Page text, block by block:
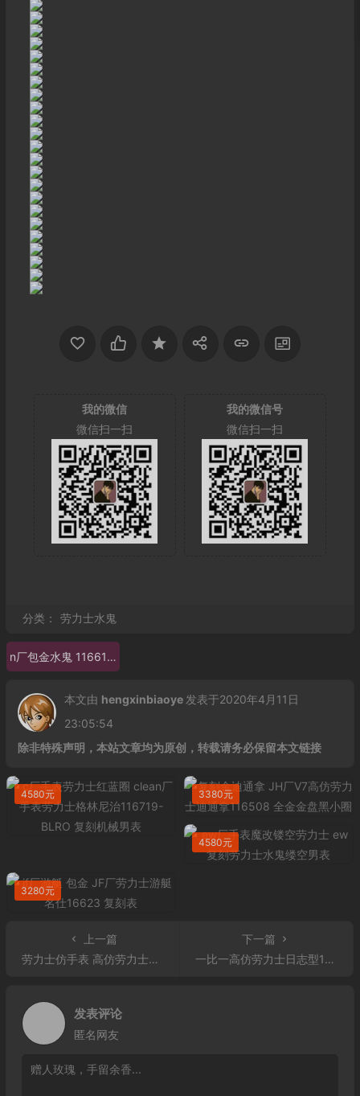
我的微信
微信扫一扫
我的微信号
微信扫一扫
分类： 劳力士水鬼
n厂包金水鬼 116618LN
本文由 hengxinbiaoye 发表于2020年4月11日
23:05:54
除非特殊声明，本站文章均为原创，转载请务必保留本文链接
4580元 3380元
4580元
3280元
上一篇
劳力士仿手表 高仿劳力士星期日历型 男士手表
下一篇
一比一高仿劳力士日志型126303 精仿复刻劳力士日志型41黄金钢罗马刻度标男表126303
发表评论
匿名网友